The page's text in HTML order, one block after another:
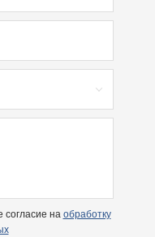
на обработку